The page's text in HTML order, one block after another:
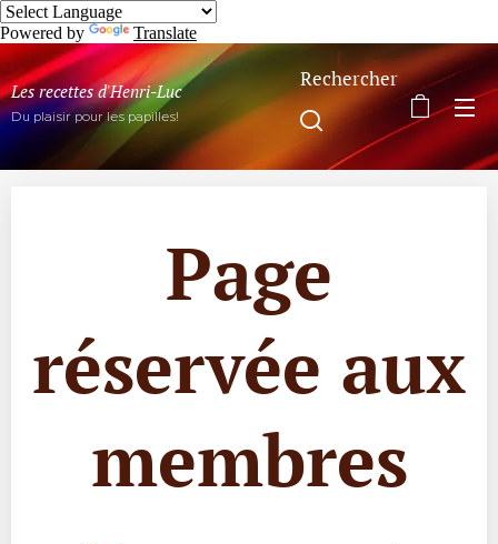
Powered by Translate
Les recettes d'Henri-Luc
Du plaisir pour les papilles!
Rechercher
Page
réservée aux
membres